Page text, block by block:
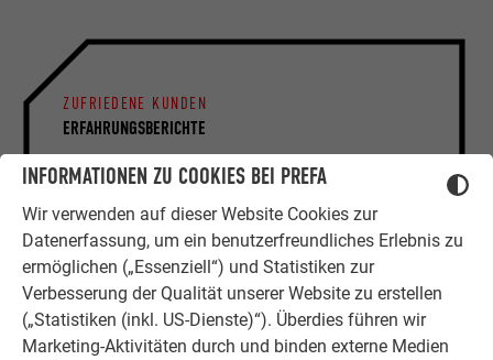
INFORMATIONEN ZU COOKIES BEI PREFA
Wir verwenden auf dieser Website Cookies zur
Datenerfassung, um ein benutzerfreundliches Erlebnis zu
ermöglichen („Essenziell“) und Statistiken zur
Verbesserung der Qualität unserer Website zu erstellen
(„Statistiken (inkl. US-Dienste)“). Überdies führen wir
Marketing-Aktivitäten durch und binden externe Medien
ERFAHRUNGSBERICHTE
ZUFRIEDENE KUNDEN
Ob Bauherr, Sanierer, Verarbeiter oder
unserer Kunden liegt uns am Herzen.
Deshalb versuchen wir als PREFA in
allen Phasen Ihres Projektes als
starker Begleiter zur Seite zu stehen.
Überzeugen Sie sich selbst!